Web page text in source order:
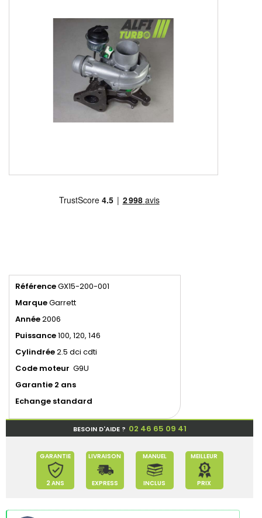
RéférenceGX15-200-001
MarqueGarrett
Année2006
Puissance100, 120, 146
Cylindrée2.5 dci cdti
Code moteur G9U
Garantie 2 ans
Echange standard
BESOIN D'AIDE ? 02 46 65 09 41
GARANTIE
2 ANS
LIVRAISON
EXPRESS
MANUEL
INCLUS
MEILLEUR
PRIX